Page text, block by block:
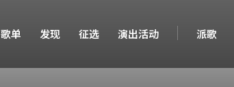
歌单 发现 征选 演出活动 派歌